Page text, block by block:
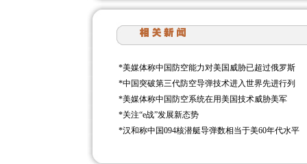
*美媒体称中国防空能力对美国威胁已超过俄罗斯
*中国突破第三代防空导弹技术进入世界先进行列
*美媒体称中国防空系统在用美国技术威胁美军
*关注“e战”发展新态势
*汉和称中国094核潜艇导弹数相当于美60年代水平